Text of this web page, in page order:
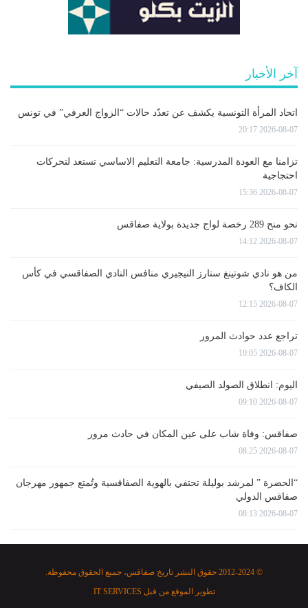
آخر الأخبار
اتحاد المرأة التونسية يكشف عن تعدّد حالات “الزواج العرفي” في تونس
2026-08-07 20:17
تزامنا مع العودة المدرسية: جامعة التعليم الاساسي تستعد لتحركات
احتجاجية
2026-08-07 15:36
نحو منح 289 رخصة لواج جديدة بولاية صفاقس
2026-08-07 14:12
من هو نادي شوتينغ ستارز النيجيري منافس النادي الصفاقسي في كأس
الكاف؟
2026-08-07 12:15
تراجع عدد حوادث المرور
2026-08-07 10:05
اليوم: انطلاق الصولد الصيفي
2026-08-07 09:10
صفاقس: وفاة شاب على عين المكان في حادث مرور
2026-08-07 08:25
“الحضرة ” لمرشد بوليلة تحتفي بالهوية الصفاقسية وتُمتع جمهور مهرجان
صفاقس الدولي
2026-08-07 08:13
© 2012-2024 حقوق النشر تاريخ صفاقس، جميع الحقوق محفوظة.
تطوير الموقع من قبل IT SERVICES